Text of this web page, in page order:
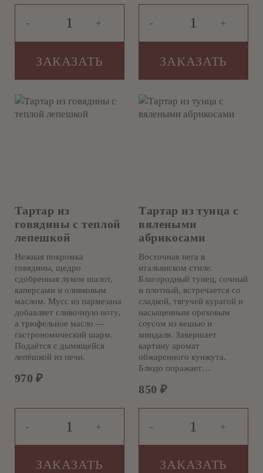
- +
ЗАКАЗАТЬ
- +
ЗАКАЗАТЬ
Тартар из
говядины с теплой
лепешкой
970 ₽
Нежная покромка
говядины, щедро
сдобренная луком шалот,
каперсами и оливковым
маслом. Мусс из пармезана
добавляет сливочную ноту,
а трюфельное масло —
гастрономический шарм.
Подаётся с дымящейся
лепёшкой из печи.
- +
ЗАКАЗАТЬ
Тартар из тунца с
вялеными
абрикосами
850 ₽
Восточная нега в
итальянском стиле.
Благородный тунец, сочный
и плотный, встречается со
сладкой, тягучей курагой и
насыщенным ореховым
соусом из кешью и
миндаля. Завершает
картину аромат
обжаренного кунжута.
Блюдо поражает…
- +
ЗАКАЗАТЬ